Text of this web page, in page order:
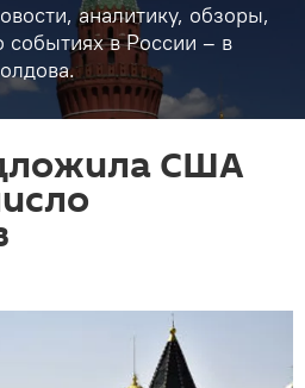
аналитику, обзоры,
событиях в России – в
США